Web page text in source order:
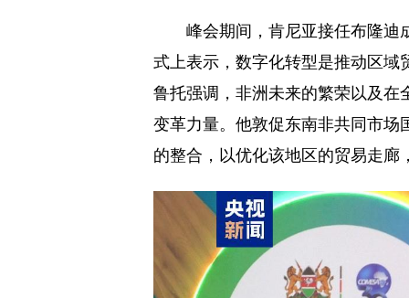
峰会期间，肯尼亚接任布隆迪
式上表示，数字化转型是推动区域
鲁托强调，非洲未来的繁荣以及在
变革力量。他敦促东南非共同市场
的整合，以优化该地区的贸易走